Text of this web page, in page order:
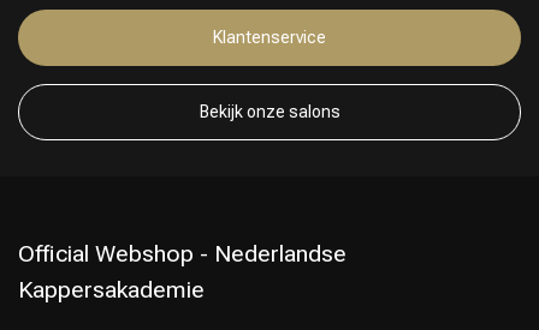
Klantenservice
Bekijk onze salons
Official Webshop - Nederlandse
Kappersakademie